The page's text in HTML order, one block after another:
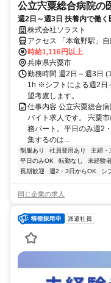
公立宍粟総合病院の
週2日～週3日 扶養内で働
株式会社ソラスト
アクセス 「本竜野駅」
分／車通勤可
時給1,116円以上
兵庫県宍粟市
勤務時間 週2日～週3日
1h ※シフトによる週2日
望考慮します。
仕事内容 公立宍粟総合
バイト求人です。 宍粟
務パート。平日のみ週2
集するのは...
制服あり 社員登用あり 主婦・
平日のみOK
転勤なし 未経験
長期歓迎
週2・3日からOK シ
同じ企業の求人
派遣社員